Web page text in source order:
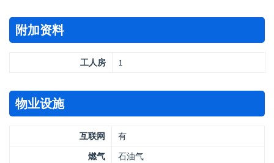
附加资料
工人房 1
物业设施
互联网
有
燃气
石油气